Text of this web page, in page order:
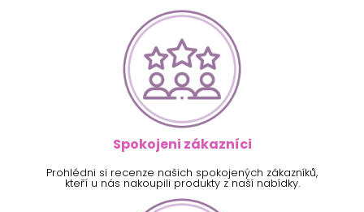
Spokojeni zákazníci
Prohlédni si recenze našich spokojených zákazníků,
kteří u nás nakoupili produkty z naší nabídky.